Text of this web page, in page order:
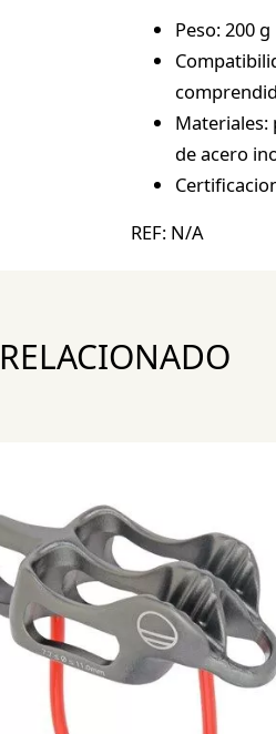
Peso: 200 g
Materiales:
de acero
REF: N/A
RELACIONADO